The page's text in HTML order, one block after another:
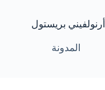
أرنولفيني بريستول
المدونة